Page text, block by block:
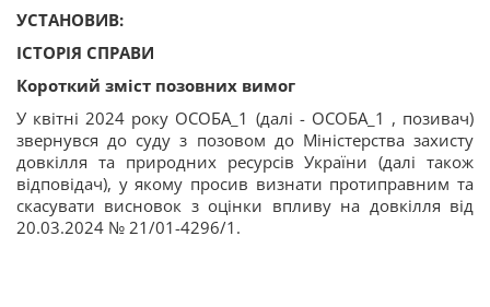
УСТАНОВИВ:
ІСТОРІЯ СПРАВИ
Короткий зміст позовних вимог
У квітні 2024 року ОСОБА_1 (далі - ОСОБА_1 , позивач)
звернувся до суду з позовом до Міністерства захисту
довкілля та природних ресурсів України (далі також
відповідач), у якому просив визнати протиправним та
скасувати висновок з оцінки впливу на довкілля від
20.03.2024 № 21/01-4296/1.